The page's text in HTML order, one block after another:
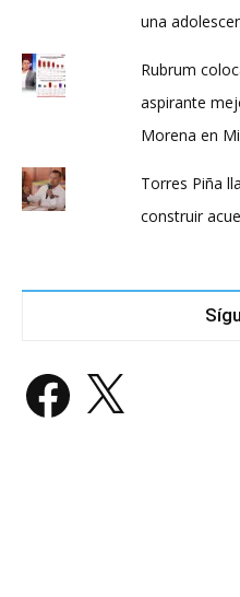
una
Rubrum
aspirante
Morena en
Torres Piña
construir
Facebook